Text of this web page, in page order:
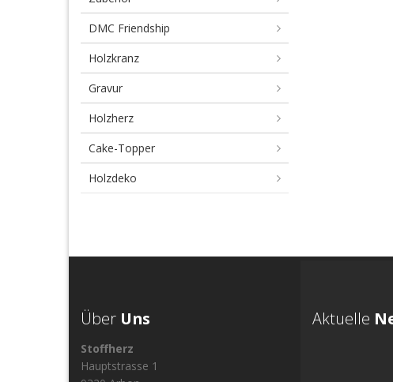
DMC Friendship
Holzkranz
Gravur
Holzherz
Cake-Topper
Holzdeko
Über Uns
Stoffherz
Hauptstrasse 1
Aktuelle